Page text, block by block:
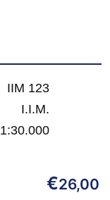
IIM 123
I.I.M.
1:30.000
€26,00